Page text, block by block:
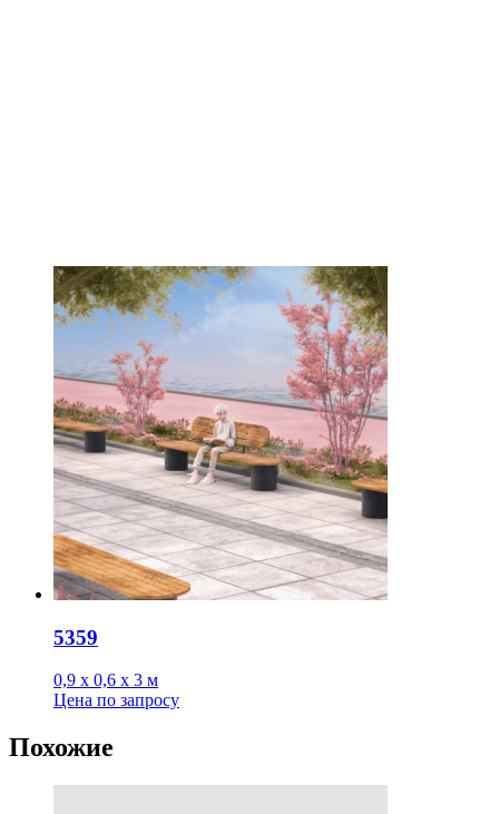
5359
0,9 х 0,6 х 3 м
Цена по запросу
Похожие